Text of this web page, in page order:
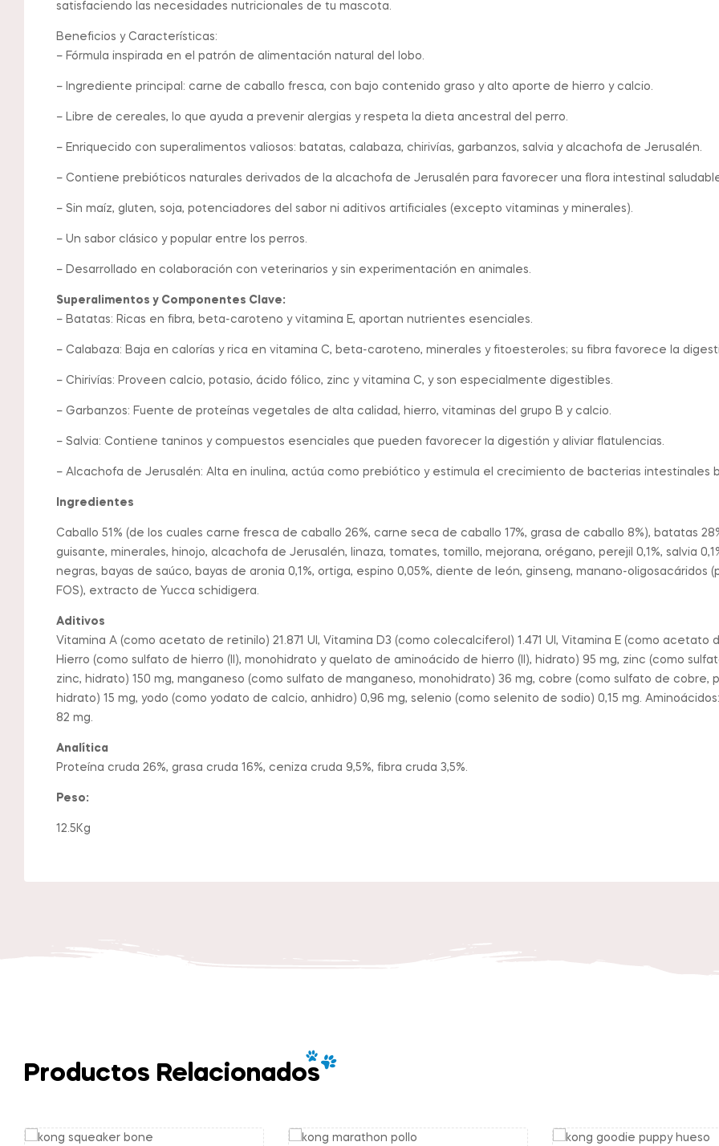
satisfaciendo las necesidades nutricionales de tu mascota.
Beneficios y Características:
– Fórmula inspirada en el patrón de alimentación natural del lobo.
– Ingrediente principal: carne de caballo fresca, con bajo contenido graso y alto aporte de hierro y calcio.
– Libre de cereales, lo que ayuda a prevenir alergias y respeta la dieta ancestral del perro.
– Enriquecido con superalimentos valiosos: batatas, calabaza, chirivías, garbanzos, salvia y alcachofa de Jerusalén.
– Contiene prebióticos naturales derivados de la alcachofa de Jerusalén para favorecer una flora intestinal
– Sin maíz, gluten, soja, potenciadores del sabor ni aditivos artificiales (excepto vitaminas y minerales).
– Un sabor clásico y popular entre los perros.
– Desarrollado en colaboración con veterinarios y sin experimentación en animales.
Superalimentos y Componentes Clave:
– Batatas: Ricas en fibra, beta-caroteno y vitamina E, aportan nutrientes esenciales.
– Calabaza: Baja en calorías y rica en vitamina C, beta-caroteno, minerales y fitoesteroles; su fibra favorece la
– Chirivías: Proveen calcio, potasio, ácido fólico, zinc y vitamina C, y son especialmente digestibles.
– Garbanzos: Fuente de proteínas vegetales de alta calidad, hierro, vitaminas del grupo B y calcio.
– Salvia: Contiene taninos y compuestos esenciales que pueden favorecer la digestión y aliviar flatulencias.
– Alcachofa de Jerusalén: Alta en inulina, actúa como prebiótico y estimula el crecimiento de bacterias intestinales
Ingredientes
Caballo 51% (de los cuales carne fresca de caballo 26%, carne seca de caballo 17%, grasa de caballo 8%), batatas
guisante, minerales, hinojo, alcachofa de Jerusalén, linaza, tomates, tomillo, mejorana, orégano, perejil 0,1%, salvia
negras, bayas de saúco, bayas de aronia 0,1%, ortiga, espino 0,05%, diente de león, ginseng, manano-oligosacáridos
FOS), extracto de Yucca schidigera.
Aditivos
Vitamina A (como acetato de retinilo) 21.871 UI, Vitamina D3 (como colecalciferol) 1.471 UI, Vitamina E (como
Hierro (como sulfato de hierro (II), monohidrato y quelato de aminoácido de hierro (II), hidrato) 95 mg, zinc (como
zinc, hidrato) 150 mg, manganeso (como sulfato de manganeso, monohidrato) 36 mg, cobre (como sulfato de
hidrato) 15 mg, yodo (como yodato de calcio, anhidro) 0,96 mg, selenio (como selenito de sodio) 0,15 mg.
82 mg.
Analítica
Proteína cruda 26%, grasa cruda 16%, ceniza cruda 9,5%, fibra cruda 3,5%.
Peso:
12.5Kg
Productos Relacionados